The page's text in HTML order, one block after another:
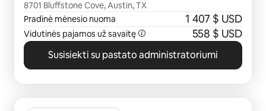
8701 Bluffstone Cove, Austin, TX
Pradinė mėnesio nuoma
1 407 $ USD
Vidutinės pajamos už savaitę 558 $ USD
Susisiekti su pastato administratoriumi